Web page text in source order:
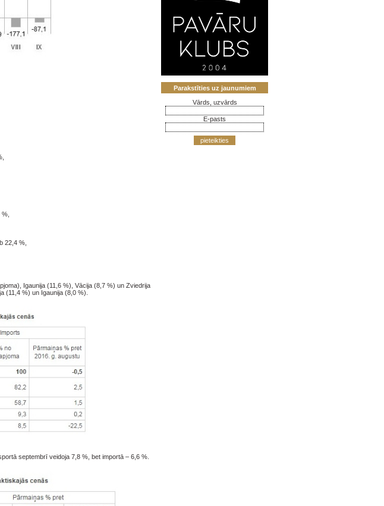
22,4 %,
Igaunija (11,6 %), Vācija (8,7 %) un Zviedrija
(11,4 %) un Igaunija (8,0 %).
septembrī veidoja 7,8 %, bet importā – 6,6 %.
Parakstīties uz jaunumiem
Vārds, uzvārds
E-pasts
pieteikties